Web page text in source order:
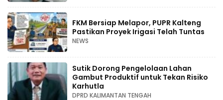
FKM Bersiap Melapor, PUPR Kalteng
Pastikan Proyek Irigasi Telah Tuntas
NEWS
Sutik Dorong Pengelolaan Lahan
Gambut Produktif untuk Tekan Risiko
Karhutla
DPRD KALIMANTAN TENGAH